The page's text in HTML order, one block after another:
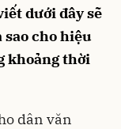
dưới đây sẽ
sao cho hiệu
khoảng thời
dân văn
Gửi